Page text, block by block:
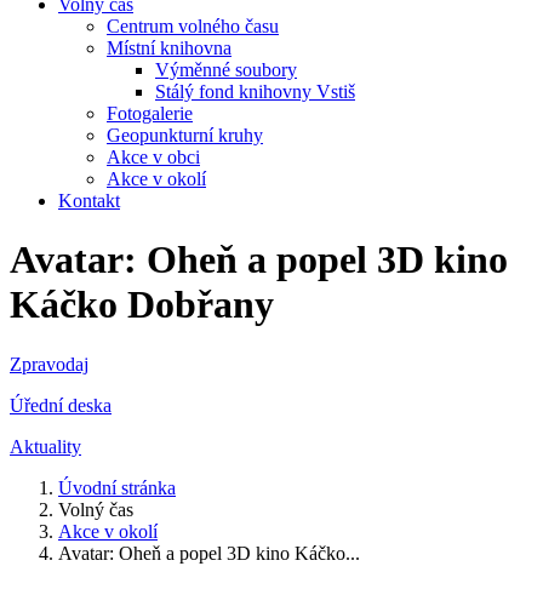
Volný čas
Centrum volného času
Místní knihovna
Výměnné soubory
Stálý fond knihovny Vstiš
Fotogalerie
Geopunkturní kruhy
Akce v obci
Akce v okolí
Kontakt
Avatar: Oheň a popel 3D kino
Káčko Dobřany
Zpravodaj
Úřední deska
Aktuality
Úvodní stránka
Volný čas
Akce v okolí
Avatar: Oheň a popel 3D kino Káčko...